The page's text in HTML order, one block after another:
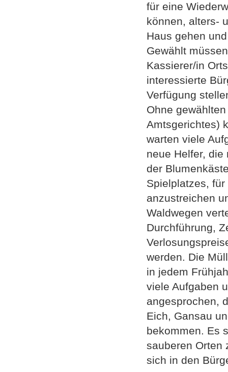
für eine
können, alters-
Haus gehen
Gewählt
Kassierer/in
interessierte
Verfügung
Ohne
Amtsgerichtes)
warten viele
neue Helfer,
der
Spielplatzes,
anzustreichen
Waldwegen
Durchführung,
werden. Die
in jedem
viele Aufgaben
angesprochen,
Eich, Gansau
bekommen. Es
sauberen Orten
sich in den